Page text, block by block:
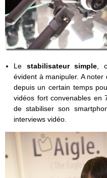
Le stabilisateur simple ,
évident à manipuler. A
depuis un certain temps
vidéos fort convenables en
de stabiliser son
interviews vidéo.